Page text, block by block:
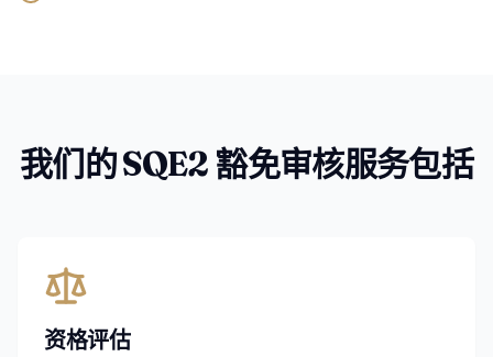
我们的 SQE2 豁免审核服务包括
资格评估